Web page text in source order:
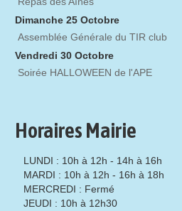
Dimanche 25 Octobre
Assemblée Générale du TIR club
Vendredi 30 Octobre
Soirée HALLOWEEN de l'APE
Horaires Mairie
LUNDI : 10h à 12h - 14h à 16h
MARDI : 10h à 12h - 16h à 18h
MERCREDI : Fermé
JEUDI : 10h à 12h30